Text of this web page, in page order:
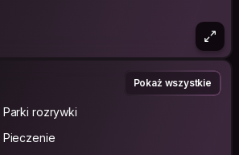
Pokaż wszystkie
rozrywki
Pieczenie